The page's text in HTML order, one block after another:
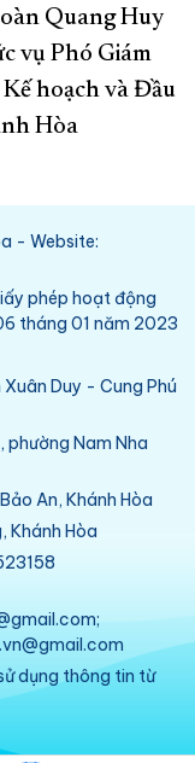
Quang Huy
vụ Phó Giám
Kế hoạch và Đầu
Hòa
- Website:
phép hoạt động
tháng 01 năm 2023
Duy - Cung Phú
phường Nam Nha
An, Khánh Hòa
Khánh Hòa
dụng thông tin từ